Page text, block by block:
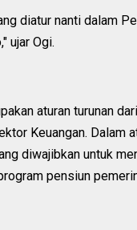
diatur nanti dalam
ujar Ogi.
aturan turunan
Keuangan. Dalam
diwajibkan untuk
pensiun